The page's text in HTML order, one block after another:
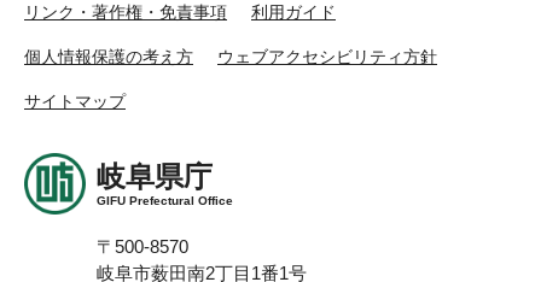
リンク・著作権・免責事項 利用ガイド
個人情報保護の考え方 ウェブアクセシビリティ方針
サイトマップ
岐阜県庁
GIFU Prefectural Office
〒500-8570
岐阜市薮田南2丁目1番1号